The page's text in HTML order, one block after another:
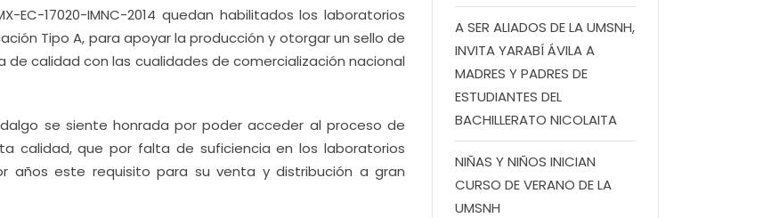
EC-17020-IMNC-2014 quedan habilitados los laboratorios
Tipo A, para apoyar la producción y otorgar un sello de
calidad con las cualidades de comercialización nacional
se siente honrada por poder acceder al proceso de
calidad, que por falta de suficiencia en los laboratorios
este requisito para su venta y distribución a gran
A SER ALIADOS DE LA UMSNH,
INVITA YARABÍ ÁVILA A
MADRES Y PADRES DE
ESTUDIANTES DEL
BACHILLERATO NICOLAITA
NIÑAS Y NIÑOS INICIAN
CURSO DE VERANO DE LA
UMSNH